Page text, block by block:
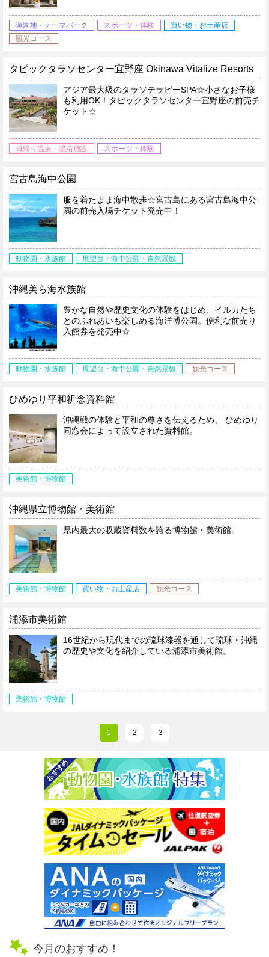
遊園地・テーマパーク スポーツ・体験
買い物・お土産店
観光コース
タピックタラソセンター宜野座 Okinawa Vitalize Resorts
アジア最大級のタラソテラピーSPA☆小さなお子様
も利用OK！タピックタラソセンター宜野座の前売チ
ケット☆
日帰り温泉・温浴施設 スポーツ・体験
宮古島海中公園
服を着たまま海中散歩☆宮古島にある宮古島海中公
園の前売入場チケット発売中！
動物園・水族館 展望台・海中公園・自然景観
沖縄美ら海水族館
豊かな自然や歴史文化の体験をはじめ、イルカたち
とのふれあいも楽しめる海洋博公園。便利な前売り
入館券を発売中☆
動物園・水族館 展望台・海中公園・自然景観 観光コース
ひめゆり平和祈念資料館
沖縄戦の体験と平和の尊さを伝えるため、 ひめゆり
同窓会によって設立された資料館。
美術館・博物館
沖縄県立博物館・美術館
県内最大の収蔵資料数を誇る博物館・美術館。
美術館・博物館 買い物・お土産店 観光コース
浦添市美術館
16世紀から現代までの琉球漆器を通して琉球・沖縄
の歴史や文化を紹介している浦添市美術館。
美術館・博物館
1 2 3
今月のおすすめ！